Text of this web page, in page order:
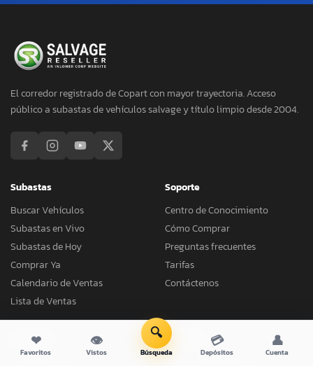
El corredor registrado de Copart con mayor trayectoria. Acceso
público a subastas de vehículos salvage y título limpio desde 2004.
Subastas
Buscar Vehículos
Subastas en Vivo
Subastas de Hoy
Comprar Ya
Calendario de Ventas
Lista de Ventas
Soporte
Centro de Conocimiento
Cómo Comprar
Preguntas frecuentes
Tarifas
Contáctenos
Servicios
Empresa
Planes de Membresía
❤
Favoritos
👁
Vistos
🔍
Búsqueda
💳
Depósitos
👤
Cuenta